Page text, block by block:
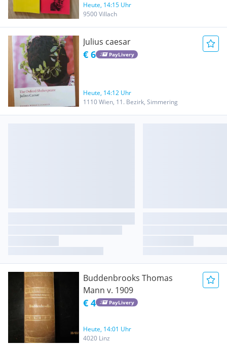
Heute, 14:15 Uhr
9500 Villach
Julius caesar
€ 6 PayLivery
Heute, 14:12 Uhr
1110 Wien, 11. Bezirk, Simmering
Buddenbrooks Thomas
Mann v. 1909
€ 4 PayLivery
Heute, 14:01 Uhr
4020 Linz